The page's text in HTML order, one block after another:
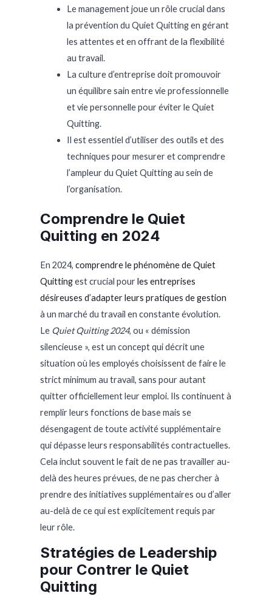
Le management joue un rôle crucial dans
la prévention du Quiet Quitting en gérant
les attentes et en offrant de la flexibilité
au travail.
La culture d’entreprise doit promouvoir
un équilibre sain entre vie professionnelle
et vie personnelle pour éviter le Quiet
Quitting.
Il est essentiel d’utiliser des outils et des
techniques pour mesurer et comprendre
l’ampleur du Quiet Quitting au sein de
l’organisation.
Comprendre le Quiet
Quitting en 2024
En 2024,comprendre le phénomène de Quiet
Quittingest crucial pourles entreprises
désireuses d’adapter leurs pratiques de gestion
à un marché du travail en constante évolution.
Le Quiet Quitting 2024, ou « démission
silencieuse », est un concept qui décrit une
situation où les employés choisissent de faire le
strict minimum au travail, sans pour autant
quitter officiellement leur emploi. Ils continuent à
remplir leurs fonctions de base mais se
désengagent de toute activité supplémentaire
qui dépasse leurs responsabilités contractuelles.
Cela inclut souvent le fait de ne pas travailler au-
delà des heures prévues, de ne pas chercher à
prendre des initiatives supplémentaires ou d’aller
au-delà de ce qui est explicitement requis par
leur rôle.
Stratégies de Leadership
pour Contrer le Quiet
Quitting